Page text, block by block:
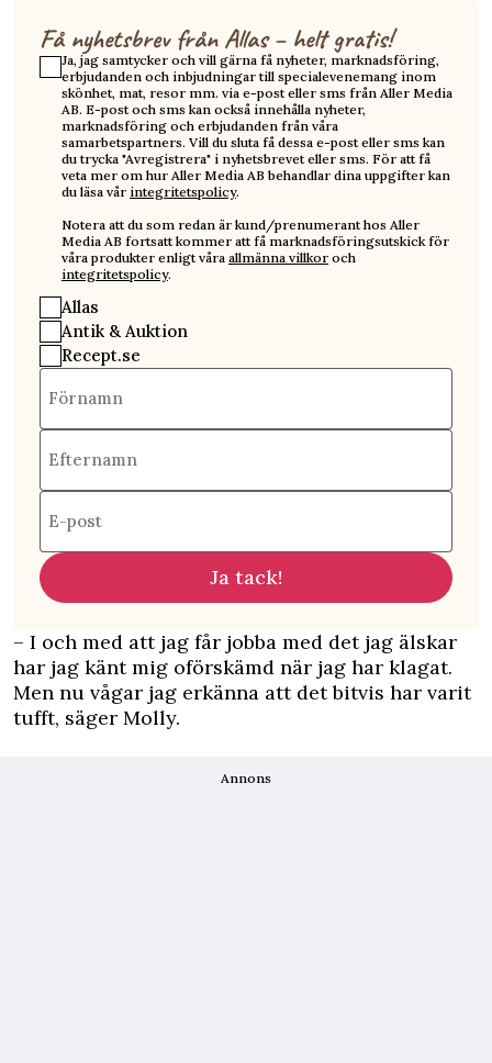
Få nyhetsbrev från Allas – helt gratis!
Ja, jag samtycker och vill gärna få nyheter, marknadsföring,
erbjudanden och inbjudningar till specialevenemang inom
skönhet, mat, resor mm. via e-post eller sms från Aller Media
AB. E-post och sms kan också innehålla nyheter,
marknadsföring och erbjudanden från våra
samarbetspartners. Vill du sluta få dessa e-post eller sms kan
du trycka "Avregistrera" i nyhetsbrevet eller sms. För att få
veta mer om hur Aller Media AB behandlar dina uppgifter kan
du läsa vår integritetspolicy.
Notera att du som redan är kund/prenumerant hos Aller
Media AB fortsatt kommer att få marknadsföringsutskick för
våra produkter enligt våra allmänna villkor och
integritetspolicy.
Allas
Antik & Auktion
Recept.se
Förnamn
Efternamn
E-post
Ja tack!
– I och med att jag får jobba med det jag älskar
har jag känt mig oförskämd när jag har klagat.
Men nu vågar jag erkänna att det bitvis har varit
tufft, säger Molly.
Annons